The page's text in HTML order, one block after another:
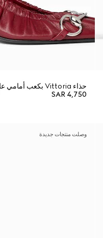
حذاء Vittoria بكعب أمامي عالٍ ومرن للنساء
SAR 4,750
وصلت منتجات جديدة